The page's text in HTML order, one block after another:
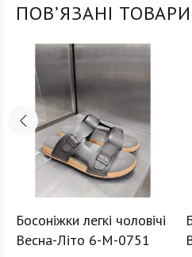
ПОВʼЯЗАНІ ТОВАРИ
Босоніжки легкі чоловічі
Весна-Літо 6-M-0751